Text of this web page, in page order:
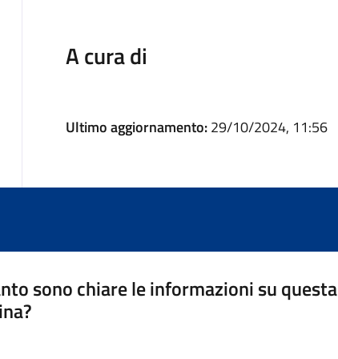
A cura di
Ultimo aggiornamento:29/10/2024, 11:56
sono chiare le informazioni su questa